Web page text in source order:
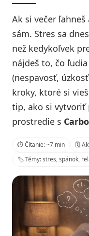
Ak si večer ľahneš
sám. Stres sa
než kedykoľvek
nájdeš to, čo
(nespavosť,
kroky, ktoré si
tip, ako si vytvoriť
prostredie s
⏱️ Čítanie: ~7 min
🗓️
🏷️ Témy: stres, spánok,